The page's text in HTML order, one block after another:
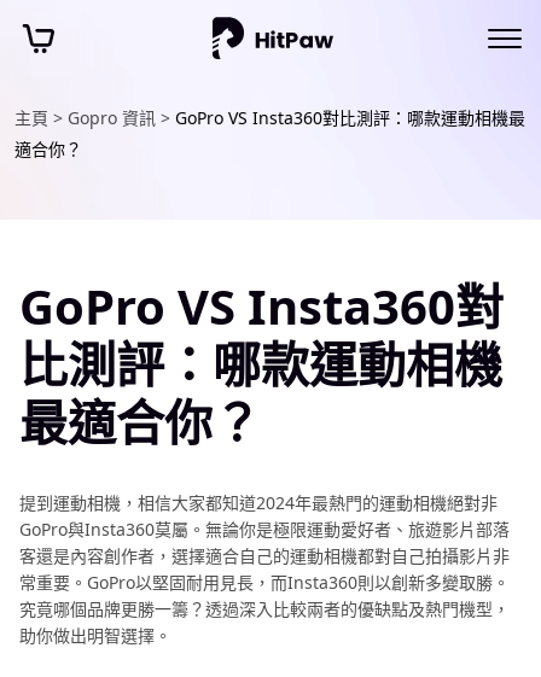
主頁 > Gopro 資訊 > GoPro VS Insta360對比測評：哪款運動相機最
適合你？
GoPro VS Insta360對
比測評：哪款運動相機
最適合你？
提到運動相機，相信大家都知道2024年最熱門的運動相機絕對非
GoPro與Insta360莫屬。無論你是極限運動愛好者、旅遊影片部落
客還是內容創作者，選擇適合自己的運動相機都對自己拍攝影片非
常重要。GoPro以堅固耐用見長，而Insta360則以創新多變取勝。
究竟哪個品牌更勝一籌？透過深入比較兩者的優缺點及熱門機型，
助你做出明智選擇。